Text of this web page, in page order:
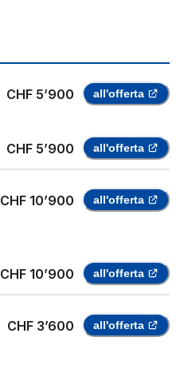
CHF 5’900 all'offerta
CHF 5’900 all'offerta
CHF 10’900 all'offerta
CHF 10’900 all'offerta
CHF 3’600 all'offerta